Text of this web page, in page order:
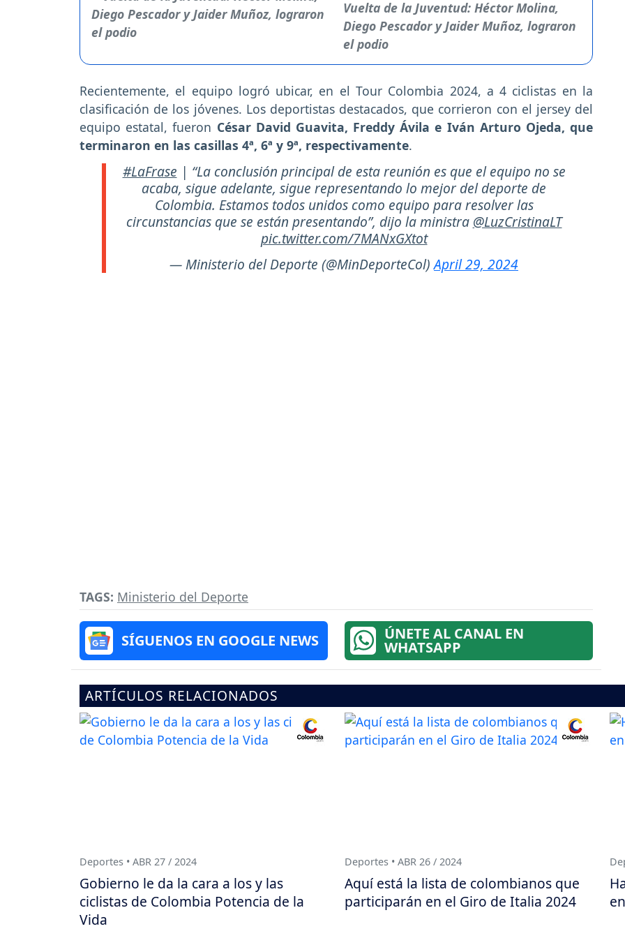
Vuelta de la Juventud: Héctor Molina,
Diego Pescador y Jaider Muñoz, lograron
el podio
Recientemente, el equipo logró ubicar, en el Tour Colombia 2024, a 4 ciclistas en la
clasificación de los jóvenes. Los deportistas destacados, que corrieron con el jersey del
equipo estatal, fueron César David Guavita, Freddy Ávila e Iván Arturo Ojeda, que
terminaron en las casillas 4ª, 6ª y 9ª, respectivamente.
#LaFrase | “La conclusión principal de esta reunión es que el equipo no se
acaba, sigue adelante, sigue representando lo mejor del deporte de
Colombia. Estamos todos unidos como equipo para resolver las
circunstancias que se están presentando”, dijo la ministra @LuzCristinaLT
pic.twitter.com/7MANxGXtot
— Ministerio del Deporte (@MinDeporteCol)April 29, 2024
TAGS: Ministerio del Deporte
SÍGUENOS EN GOOGLE NEWS ÚNETE AL CANAL EN
WHATSAPP
ARTÍCULOS RELACIONADOS
Deportes • ABR 27 / 2024
Gobierno le da la cara a los y las
ciclistas de Colombia Potencia de la
Vida
Deportes • ABR 26 / 2024
Aquí está la lista de colombianos que
participarán en el Giro de Italia 2024